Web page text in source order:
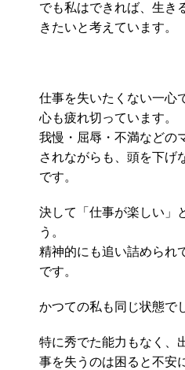
でも私はできれば、生き
きたいと考えています。
仕事を失いたくない一心
心も疲れ切っています。
我慢・屈辱・不満などの
されながらも、頭を下げ
です。
決して「仕事が楽しい」
う。
精神的にも追い詰められ
です。
かつての私も同じ状態で
特に秀でた能力もなく、
事を失うのは困ると不安